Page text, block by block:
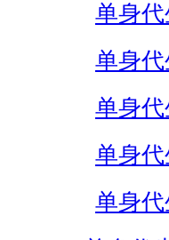
单身
单身
单身
单身
单身代